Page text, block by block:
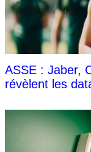
ASSE : Jaber,
révèlent les